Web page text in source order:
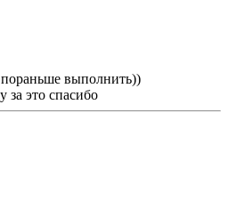
выполнить))
это спасибо